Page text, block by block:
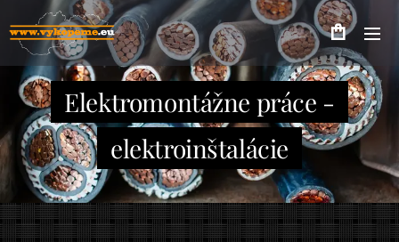
Elektromontážne práce -
elektroinštalácie